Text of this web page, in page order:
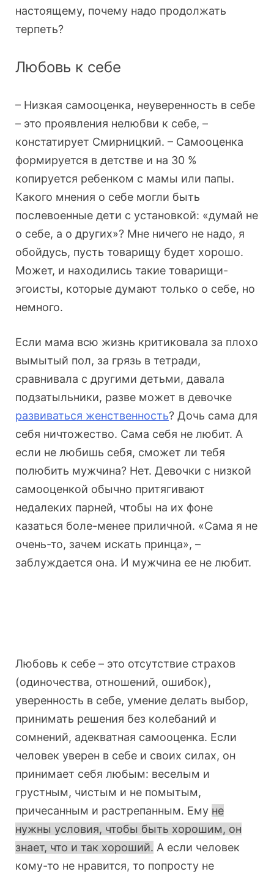
настоящему, почему надо продолжать
терпеть?
Любовь к себе
– Низкая самооценка, неуверенность в себе
– это проявления нелюбви к себе, –
констатирует Смирницкий. – Самооценка
формируется в детстве и на 30 %
копируется ребенком с мамы или папы.
Какого мнения о себе могли быть
послевоенные дети с установкой: «думай не
о себе, а о других»? Мне ничего не надо, я
обойдусь, пусть товарищу будет хорошо.
Может, и находились такие товарищи-
эгоисты, которые думают только о себе, но
немного.
Если мама всю жизнь критиковала за плохо
вымытый пол, за грязь в тетради,
сравнивала с другими детьми, давала
подзатыльники, разве может в девочке
развиваться женственность? Дочь сама для
себя ничтожество. Сама себя не любит. А
если не любишь себя, сможет ли тебя
полюбить мужчина? Нет. Девочки с низкой
самооценкой обычно притягивают
недалеких парней, чтобы на их фоне
казаться боле-менее приличной. «Сама я не
очень-то, зачем искать принца», –
заблуждается она. И мужчина ее не любит.
Любовь к себе – это отсутствие страхов
(одиночества, отношений, ошибок),
уверенность в себе, умение делать выбор,
принимать решения без колебаний и
сомнений, адекватная самооценка. Если
человек уверен в себе и своих силах, он
принимает себя любым: веселым и
грустным, чистым и не помытым,
причесанным и растрепанным. Ему не
нужны условия, чтобы быть хорошим, он
знает, что и так хороший. А если человек
кому-то не нравится, то попросту не